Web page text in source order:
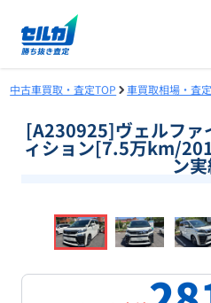
中古車買取・査定TOP 車買取相場・査
[A230925]ヴェルファ
ィション[7.5万km/
ン